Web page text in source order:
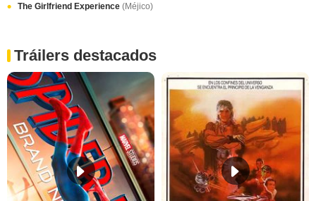
The Girlfriend Experience (Méjico)
Tráilers destacados